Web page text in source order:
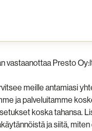
vastaanottaa Presto
meille antamiasi
ja palveluitamme
koska tahansa.
ja siitä,